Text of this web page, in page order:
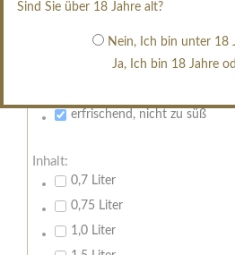
Sind Sie über 18 Jahre alt?
Nein, Ich bin unter 18
Ja, Ich bin 18 Jahre
edelsüß
Brut
weißgekeltert
erfrischend, nicht zu süß
Inhalt:
0,7 Liter
0,75 Liter
1,0 Liter